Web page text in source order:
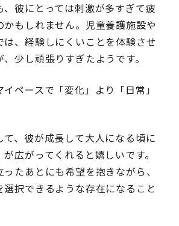
、彼にとっては刺激が多すぎて疲
かもしれません。児童養護施設や
、経験しにくいことを体験させ
少し頑張りすぎたようです。
ペースで「変化」より「日常」
、彼が成長して大人になる頃に
広がってくれると嬉しいです。
たあとにも希望を抱きながら、
選択できるような存在になること